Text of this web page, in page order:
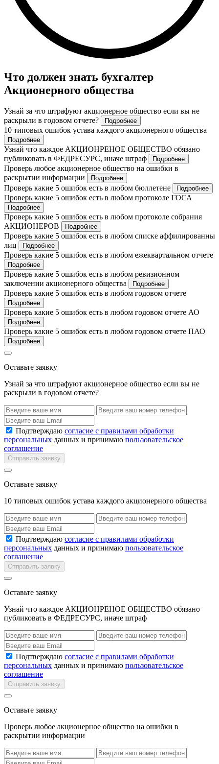
Что должен знать бухгалтер
Акционерного общества
Узнай за что штрафуют акционерное общество если вы не
раскрыли в годовом отчете?
Подробнее
10 типовых ошибок устава каждого акционерного общества
Подробнее
Узнай что каждое АКЦИОНРЕНОЕ ОБЩЕСТВО обязано
публиковать в ФЕДРЕСУРС, иначе штраф
Подробнее
Проверь любое акционерное общество на ошибки в
раскрытии информации
Подробнее
Проверь какие 5 ошибок есть в любом бюллетене Подробнее
Проверь какие 5 ошибок есть в любом протоколе ГОСА
Подробнее
Проверь какие 5 ошибок есть в любом протоколе собрания
АКЦИОНЕРОВ
Подробнее
Проверь какие 5 ошибок есть в любом списке аффилированны
лиц
Подробнее
Проверь какие 5 ошибок есть в любом ежеквартальном отчете
Подробнее
Проверь какие 5 ошибок есть в любом ревизионном
заключении акционерного общества
Подробнее
Проверь какие 5 ошибок есть в любом годовом отчете
Подробнее
Проверь какие 5 ошибок есть в любом годовом отчете АО
Подробнее
Проверь какие 5 ошибок есть в любом годовом отчете ПАО
Подробнее
Оставьте заявку
Узнай за что штрафуют акционерное общество если вы не
раскрыли в годовом отчете?
Подтверждаю согласие с правилами обработки
персональных данных и принимаю пользовательское
соглашение
Отправить заявку
Оставьте заявку
10 типовых ошибок устава каждого акционерного общества
Подтверждаю согласие с правилами обработки
персональных данных и принимаю пользовательское
соглашение
Отправить заявку
Оставьте заявку
Узнай что каждое АКЦИОНРЕНОЕ ОБЩЕСТВО обязано
публиковать в ФЕДРЕСУРС, иначе штраф
Подтверждаю согласие с правилами обработки
персональных данных и принимаю пользовательское
соглашение
Отправить заявку
Оставьте заявку
Проверь любое акционерное общество на ошибки в
раскрытии информации